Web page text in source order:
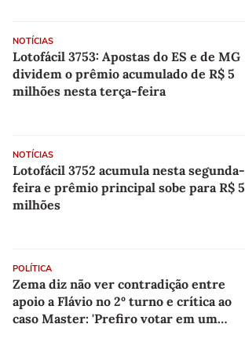
NOTÍCIAS
Lotofácil 3753: Apostas do ES e de MG
dividem o prêmio acumulado de R$ 5
milhões nesta terça-feira
NOTÍCIAS
Lotofácil 3752 acumula nesta segunda-
feira e prêmio principal sobe para R$ 5
milhões
POLÍTICA
Zema diz não ver contradição entre
apoio a Flávio no 2º turno e crítica ao
caso Master: 'Prefiro votar em um